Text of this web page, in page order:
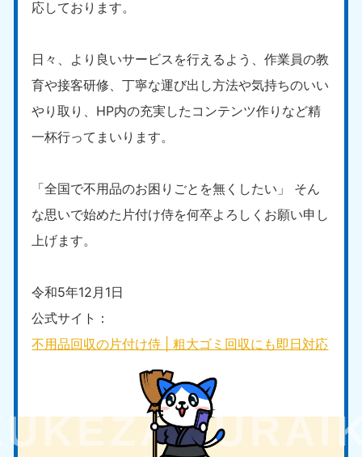
応しております。
日々、より良いサービスを行えるよう、作業員の教
育や接客研修、丁寧な運び出し方法や気持ちのいい
やり取り、HP内の充実したコンテンツ作りなど精
一杯行ってまいります。
「全国で不用品のお困りごとを無くしたい」 そん
な思いで始めた片付け侍を何卒よろしくお願い申し
上げます。
令和5年12月1日
公式サイト：
不用品回収の片付け侍 | 粗大ゴミ回収にも即日対応